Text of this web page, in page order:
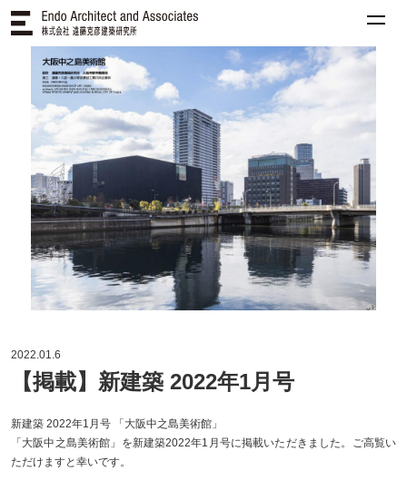
2022.01.6
【掲載】新建築 2022年1月号
新建築 2022年1月号 「大阪中之島美術館」
「大阪中之島美術館」を新建築2022年1月号に掲載いただきました。ご高覧い
ただけますと幸いです。